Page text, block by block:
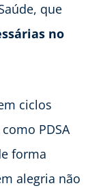
que
no
ciclos
PDSA
forma
alegria não